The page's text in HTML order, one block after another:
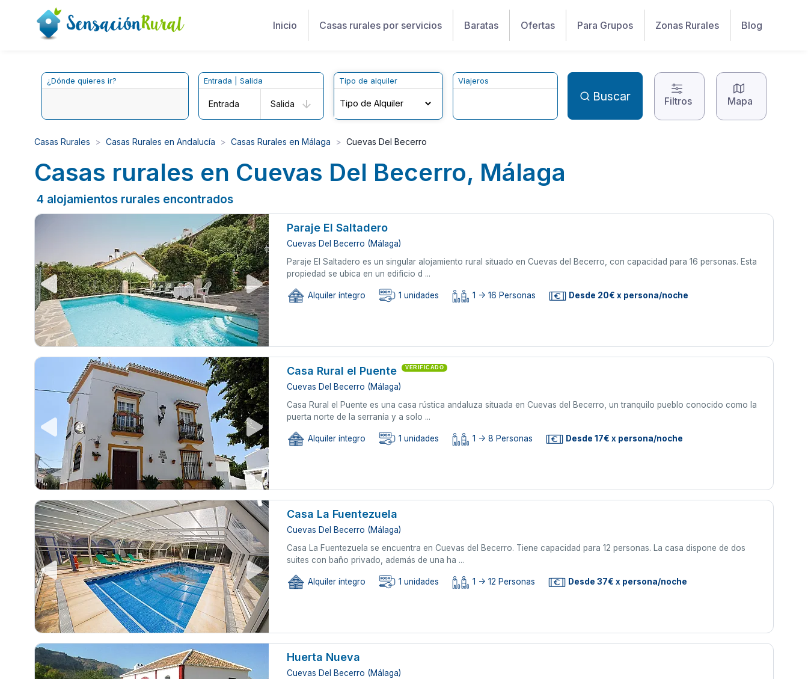
Inicio Casas rurales por servicios Baratas Ofertas Para Grupos Zonas Rurales Blog
¿Dónde quieres ir? Entrada | Salida
Entrada Salida
Tipo de alquiler Viajeros
Buscar Filtros Mapa
Casas Rurales Casas Rurales en Andalucía Casas Rurales en Málaga Cuevas Del Becerro
Casas rurales en Cuevas Del Becerro, Málaga
4 alojamientos rurales encontrados
Paraje El Saltadero
Cuevas Del Becerro (Málaga)
Paraje El Saltadero es un singular alojamiento rural situado en Cuevas del Becerro, con capacidad para 16 personas. Esta
propiedad se ubica en un edificio d ...
Alquiler íntegro 1 unidades 1 -> 16 Personas Desde 20€ x persona/noche
Casa Rural el Puente VERIFICADO
Cuevas Del Becerro (Málaga)
Casa Rural el Puente es una casa rústica andaluza situada en Cuevas del Becerro, un tranquilo pueblo conocido como la
puerta norte de la serranía y a solo ...
Alquiler íntegro 1 unidades 1 -> 8 Personas Desde 17€ x persona/noche
Casa La Fuentezuela
Cuevas Del Becerro (Málaga)
Casa La Fuentezuela se encuentra en Cuevas del Becerro. Tiene capacidad para 12 personas. La casa dispone de dos
suites con baño privado, además de una ha ...
Alquiler íntegro 1 unidades 1 -> 12 Personas Desde 37€ x persona/noche
Huerta Nueva
Cuevas Del Becerro (Málaga)